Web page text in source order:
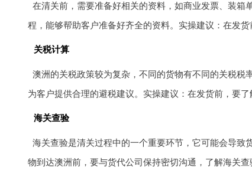
在清关前，需要准备好相关的资料，如商业发票、装
程，能够帮助客户准备好齐全的资料。实操建议：在发
关税计算
澳洲的关税政策较为复杂，不同的货物有不同的关税
为客户提供合理的避税建议。实操建议：在发货前，要
海关查验
海关查验是清关过程中的一个重要环节，它可能会导
物到达澳洲前，要与货代公司保持密切沟通，了解海关